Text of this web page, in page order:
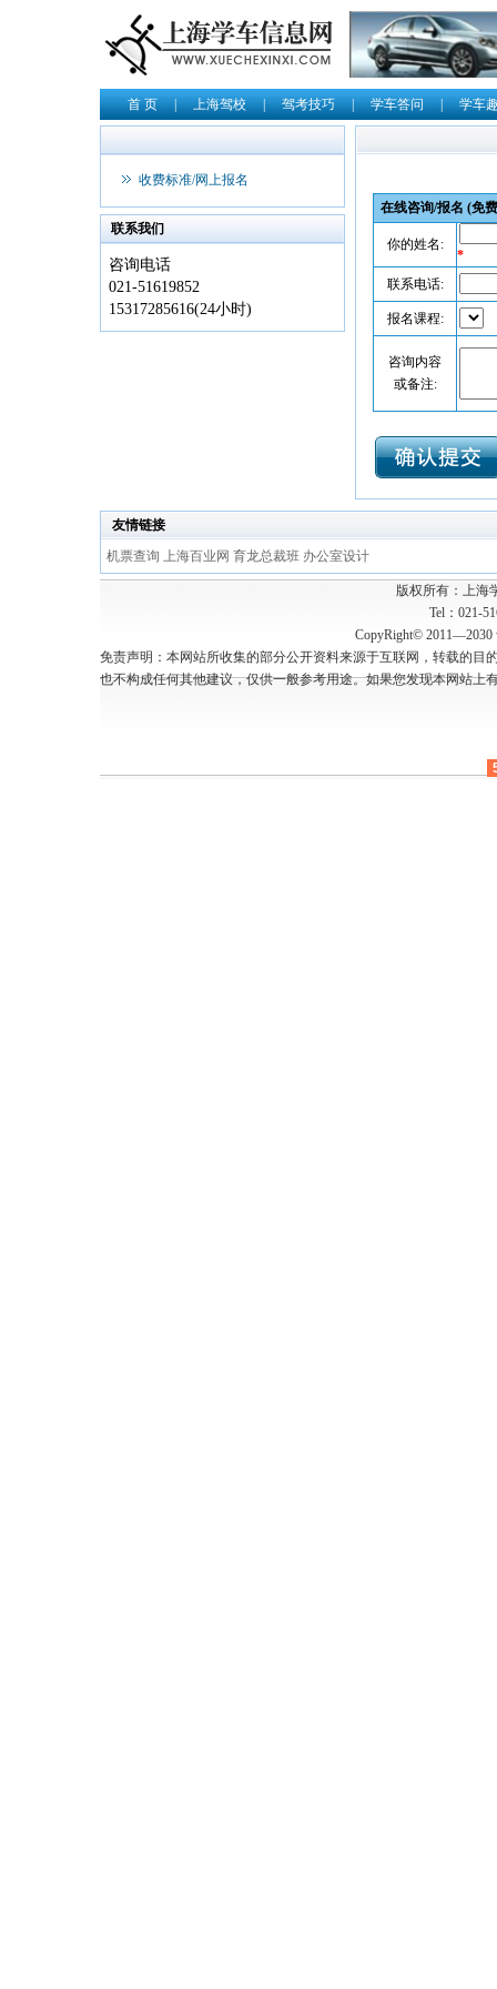
首 页|上海驾校|驾考技巧|学车答问|学车
收费标准/网上报名
联系我们
咨询电话
021-51619852
15317285616(24小时)
在线咨询/报名 (免
你的姓名:
*
联系电话:
报名课程:
咨询内容
或备注:
友情链接
机票查询 上海百业网 育龙总裁班 办公室设计
版权所有：上
Tel：021-
CopyRight© 2011—2030
免责声明：本网站所收集的部分公开资料来源于互联网，转载的
也不构成任何其他建议，仅供一般参考用途。如果您发现本网站